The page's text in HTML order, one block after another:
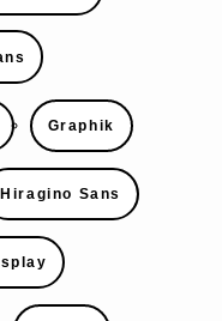
Graphik
Hiragino Sans